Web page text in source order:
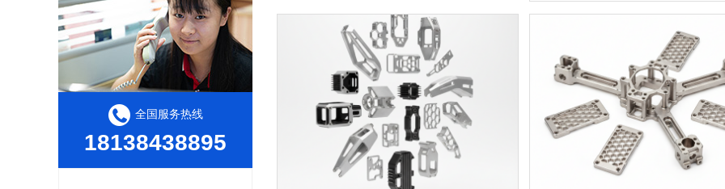
全国服务热线
18138438895